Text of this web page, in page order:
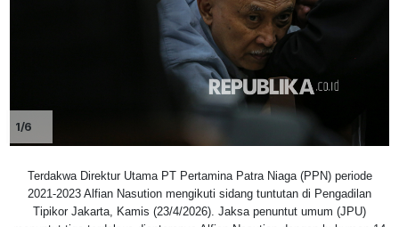
1/6
Terdakwa Direktur Utama PT Pertamina Patra Niaga (PPN) periode
2021-2023 Alfian Nasution mengikuti sidang tuntutan di Pengadilan
Tipikor Jakarta, Kamis (23/4/2026). Jaksa penuntut umum (JPU)